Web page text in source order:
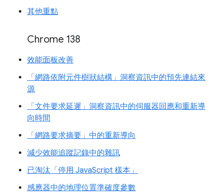
其他重點
Chrome 138
效能面板改善
「網路依附元件樹狀結構」洞察資訊中的預先連結來
源
「文件要求延遲」洞察資訊中的伺服器回應和重新導
向時間
「網路要求摘要」中的重新導向
減少效能追蹤記錄中的雜訊
已淘汰「停用 JavaScript 樣本」
感應器中的地理位置準確度參數